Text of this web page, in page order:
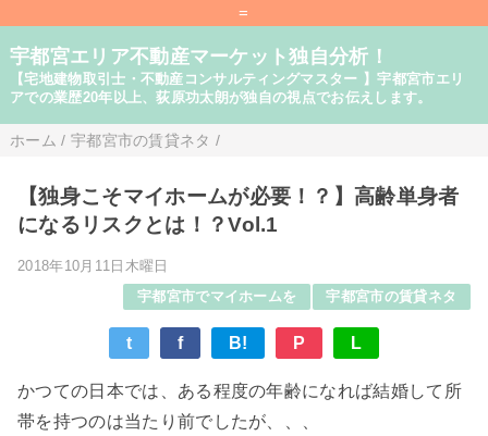
=
宇都宮エリア不動産マーケット独自分析！
【宅地建物取引士・不動産コンサルティングマスター 】宇都宮市エリ
アでの業歴20年以上、荻原功太朗が独自の視点でお伝えします。
ホーム / 宇都宮市の賃貸ネタ /
【独身こそマイホームが必要！？】高齢単身者
になるリスクとは！？Vol.1
2018年10月11日木曜日
宇都宮市でマイホームを
宇都宮市の賃貸ネタ
t f B! P L
かつての日本では、ある程度の年齢になれば結婚して所
帯を持つのは当たり前でしたが、、、